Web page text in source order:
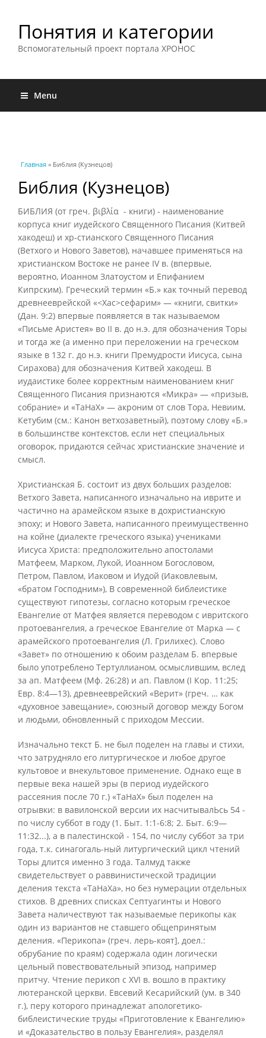
Понятия и категории
Вспомогательный проект портала ХРОНОС
Menu
Вы здесь
Главная » Библия (Кузнецов)
Библия (Кузнецов)
БИБЛИЯ (от греч. βιβλία - книги) - наименование
корпуса книг иудейского Священного Писания (Китвей
хакодеш) и хр-стианского Священного Писания
(Ветхого и Нового Заветов), начавшее применяться на
христианском Востоке не ранее IV в. (впервые,
вероятно, Иоанном Златоустом и Епифанием
Кипрским). Греческий термин «Б.» как точный перевод
древнееврейской «<Хас>сефарим» — «книги, свитки»
(Дан. 9:2) впервые появляется в так называемом
«Письме Аристея» во II в. до н.э. для обозначения Торы
и тогда же (а именно при переложении на греческом
языке в 132 г. до н.э. книги Премудрости Иисуса, сына
Сирахова) для обозначения Китвей хакодеш. В
иудаистике более корректным наименованием книг
Священного Писания признаются «Микра» — «призыв,
собрание» и «ТаНаХ» — акроним от слов Тора, Невиим,
Кетубим (см.: Канон ветхозаветный), поэтому слову «Б.»
в большинстве контекстов, если нет специальных
оговорок, придаются сейчас христианские значение и
смысл.
Христианская Б. состоит из двух больших разделов:
Ветхого Завета, написанного изначально на иврите и
частично на арамейском языке в дохристианскую
эпоху; и Нового Завета, написанного преимущественно
на койне (диалекте греческого языка) учениками
Иисуса Христа: предположительно апостолами
Матфеем, Марком, Лукой, Иоанном Богословом,
Петром, Павлом, Иаковом и Иудой (Иаковлевым,
«братом Господним»), В современной библеистике
существуют гипотезы, согласно которым греческое
Евангелие от Матфея является переводом с ивритского
протоевангелия, а греческое Евангелие от Марка — с
арамейского протоевангелия (Л. Грилихес). Слово
«Завет» по отношению к обоим разделам Б. впервые
было употреблено Тертуллианом, осмыслившим, вслед
за ап. Матфеем (Мф. 26:28) и ап. Павлом (I Кор. 11:25;
Евр. 8:4—13), древнееврейский «Верит» (греч. … как
«духовное завещание», союзный договор между Богом
и людьми, обновленный с приходом Мессии.
Изначально текст Б. не был поделен на главы и стихи,
что затрудняло его литургическое и любое другое
культовое и внекультовое применение. Однако еще в
первые века нашей эры (в период иудейского
рассеяния после 70 г.) «ТаНаХ» был поделен на
отрывки: в вавилонской версии их насчитывалЬсь 54 -
по числу суббот в году (1. Быт. 1:1-6:8; 2. Быт. 6:9—
11:32...), а в палестинской - 154, по числу суббот за три
года, т.к. синагогаль-ный литургический цикл чтений
Торы длится именно 3 года. Талмуд также
свидетельствует о раввинистической традиции
деления текста «ТаНаХа», но без нумерации отдельных
стихов. В древних списках Септуагинты и Нового
Завета наличествуют так называемые перикопы как
один из вариантов не ставшего общепринятым
деления. «Перикопа» (греч. лерь-коят], доел.:
обрубание по краям) содержала один логически
цельный повествовательный эпизод, например
притчу. Чтение перикоп с XVI в. вошло в практику
лютеранской церкви. Евсевий Кесарийский (ум. в 340
г.), перу которого принадлежат апологетико-
библеистические труды «Приготовление к Евангелию»
и «Доказательство в пользу Евангелия», разделял